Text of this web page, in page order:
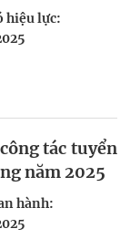
hiệu lực:
tác tuyển
năm 2025
hành: